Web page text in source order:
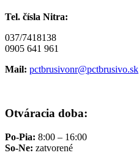
Tel. čísla Nitra:
037/7418138
0905 641 961
Mail: pctbrusivonr@pctbrusivo.sk
Otváracia doba:
Po-Pia: 8:00 – 16:00
So-Ne: zatvorené